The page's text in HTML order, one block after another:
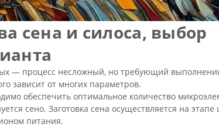
сена и силоса, выбор
— процесс несложный, но требующий
зависит от многих параметров.
обеспечить оптимальное количество
сено. Заготовка сена осуществляется на
питания.